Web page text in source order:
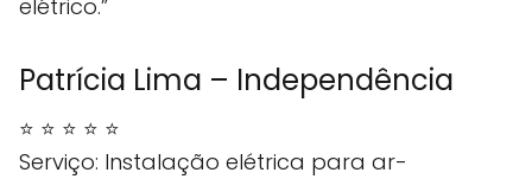
elétrico.”
Patrícia Lima – Independência
⭐ ⭐ ⭐ ⭐ ⭐
Serviço: Instalação elétrica para ar-